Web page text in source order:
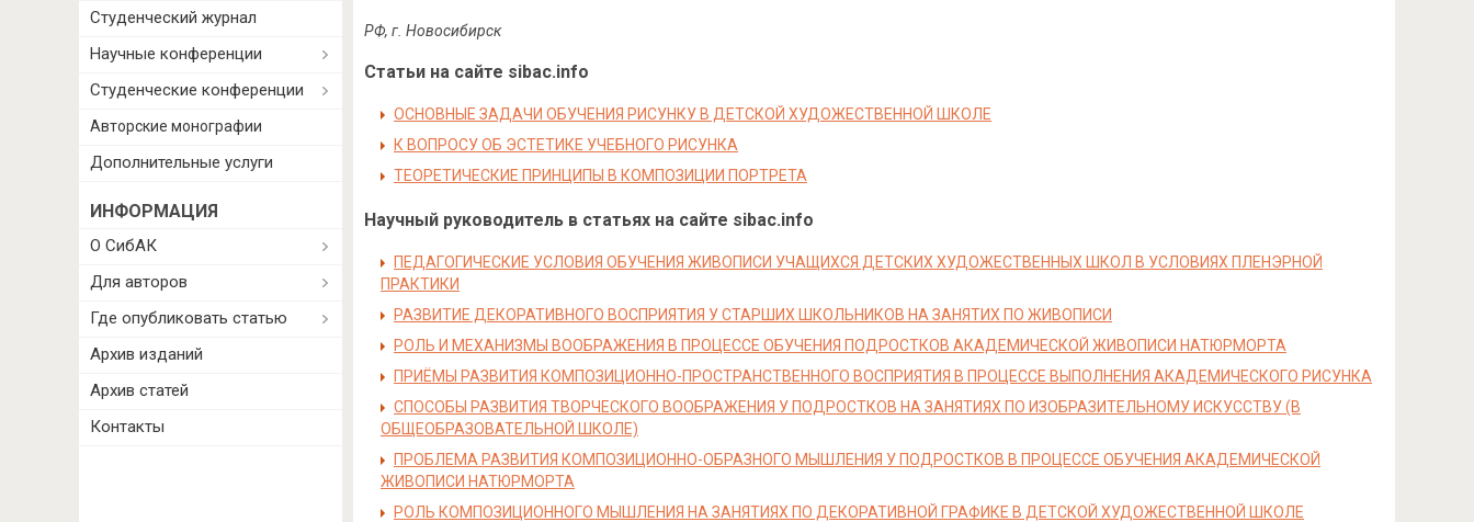
РФ, г. Новосибирск
Статьи на сайте sibac.info
ОСНОВНЫЕ ЗАДАЧИ ОБУЧЕНИЯ РИСУНКУ В ДЕТСКОЙ ХУДОЖЕСТВЕННОЙ ШКОЛЕ
К ВОПРОСУ ОБ ЭСТЕТИКЕ УЧЕБНОГО РИСУНКА
ТЕОРЕТИЧЕСКИЕ ПРИНЦИПЫ В КОМПОЗИЦИИ ПОРТРЕТА
Научный руководитель в статьях на сайте sibac.info
ПЕДАГОГИЧЕСКИЕ УСЛОВИЯ ОБУЧЕНИЯ ЖИВОПИСИ УЧАЩИХСЯ ДЕТСКИХ ХУДОЖЕСТВЕННЫХ ШКОЛ В УСЛОВИЯХ ПЛЕНЭРНОЙ
ПРАКТИКИ
РАЗВИТИЕ ДЕКОРАТИВНОГО ВОСПРИЯТИЯ У СТАРШИХ ШКОЛЬНИКОВ НА ЗАНЯТИХ ПО ЖИВОПИСИ
РОЛЬ И МЕХАНИЗМЫ ВООБРАЖЕНИЯ В ПРОЦЕССЕ ОБУЧЕНИЯ ПОДРОСТКОВ АКАДЕМИЧЕСКОЙ ЖИВОПИСИ НАТЮРМОРТА
ПРИЁМЫ РАЗВИТИЯ КОМПОЗИЦИОННО-ПРОСТРАНСТВЕННОГО ВОСПРИЯТИЯ В ПРОЦЕССЕ ВЫПОЛНЕНИЯ АКАДЕМИЧЕСКОГО РИСУНКА
СПОСОБЫ РАЗВИТИЯ ТВОРЧЕСКОГО ВООБРАЖЕНИЯ У ПОДРОСТКОВ НА ЗАНЯТИЯХ ПО ИЗОБРАЗИТЕЛЬНОМУ ИСКУССТВУ (В
ОБЩЕОБРАЗОВАТЕЛЬНОЙ ШКОЛЕ)
ПРОБЛЕМА РАЗВИТИЯ КОМПОЗИЦИОННО-ОБРАЗНОГО МЫШЛЕНИЯ У ПОДРОСТКОВ В ПРОЦЕССЕ ОБУЧЕНИЯ АКАДЕМИЧЕСКОЙ
ЖИВОПИСИ НАТЮРМОРТА
РОЛЬ КОМПОЗИЦИОННОГО МЫШЛЕНИЯ НА ЗАНЯТИЯХ ПО ДЕКОРАТИВНОЙ ГРАФИКЕ В ДЕТСКОЙ ХУДОЖЕСТВЕННОЙ ШКОЛЕ
Студенческий журнал
Научные конференции
Студенческие конференции
Авторские монографии
Дополнительные услуги
ИНФОРМАЦИЯ
О СибАК
Для авторов
Где опубликовать статью
Архив изданий
Архив статей
Контакты